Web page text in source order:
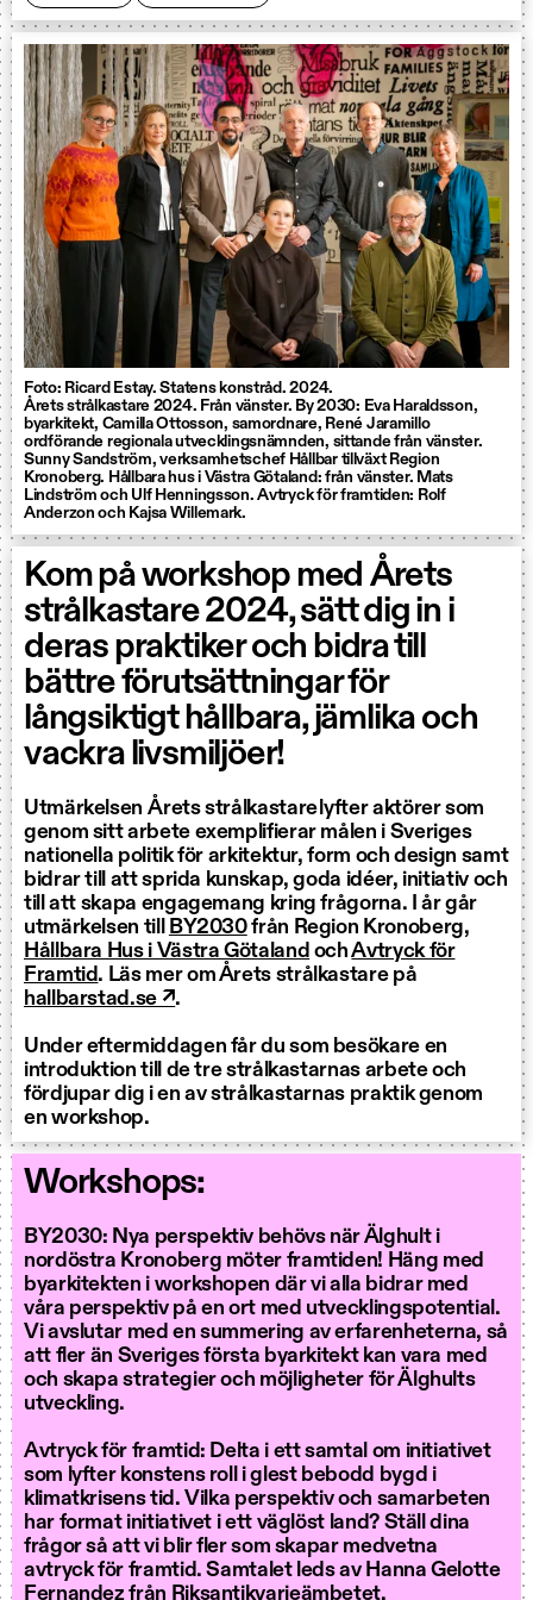
Foto: Ricard Estay. Statens konstråd. 2024.
Årets strålkastare 2024. Från vänster. By 2030: Eva Haraldsson,
byarkitekt, Camilla Ottosson, samordnare, René Jaramillo
ordförande regionala utvecklingsnämnden, sittande från vänster.
Sunny Sandström, verksamhetschef Hållbar tillväxt Region
Kronoberg. Hållbara hus i Västra Götaland: från vänster. Mats
Lindström och Ulf Henningsson. Avtryck för framtiden: Rolf
Anderzon och Kajsa Willemark.
Kom på workshop med Årets
strålkastare 2024, sätt dig in i
deras praktiker och bidra till
bättre förutsättningar för
långsiktigt hållbara, jämlika och
vackra livsmiljöer!
Utmärkelsen Årets strålkastare lyfter aktörer som
genom sitt arbete exemplifierar målen i Sveriges
nationella politik för arkitektur, form och design samt
bidrar till att sprida kunskap, goda idéer, initiativ och
till att skapa engagemang kring frågorna. I år går
utmärkelsen till
BY2030från Region Kronoberg,
Hållbara Hus i Västra Götaland ochAvtryck för
Framtid. Läs mer om Årets strålkastare på
hallbarstad.se ↗.
Under eftermiddagen får du som besökare en
introduktion till de tre strålkastarnas arbete och
fördjupar dig i en av strålkastarnas praktik genom
en workshop.
Workshops:
BY2030: Nya perspektiv behövs när Älghult i
nordöstra Kronoberg möter framtiden! Häng med
byarkitekten i workshopen där vi alla bidrar med
våra perspektiv på en ort med utvecklingspotential.
Vi avslutar med en summering av erfarenheterna, så
att fler än Sveriges första byarkitekt kan vara med
och skapa strategier och möjligheter för Älghults
utveckling.
Avtryck för framtid: Delta i ett samtal om initiativet
som lyfter konstens roll i glest bebodd bygd i
klimatkrisens tid. Vilka perspektiv och samarbeten
har format initiativet i ett väglöst land? Ställ dina
frågor så att vi blir fler som skapar medvetna
avtryck för framtid. Samtalet leds av Hanna Gelotte
Fernandez från Riksantikvarieämbetet.